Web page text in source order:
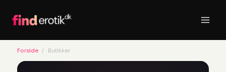
Forside Butikker